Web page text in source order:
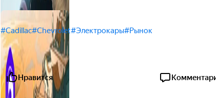
#Cadillac#Chevrolet#Электрокары#Рынок
Нравится